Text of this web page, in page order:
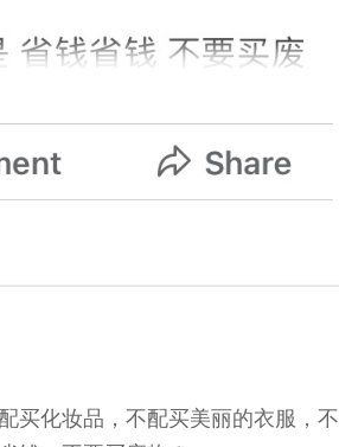
买化妆品，不配买美丽的衣服，不